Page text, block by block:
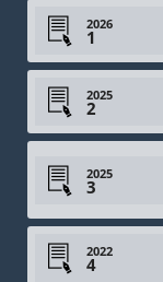
2026
2025
2025
2022